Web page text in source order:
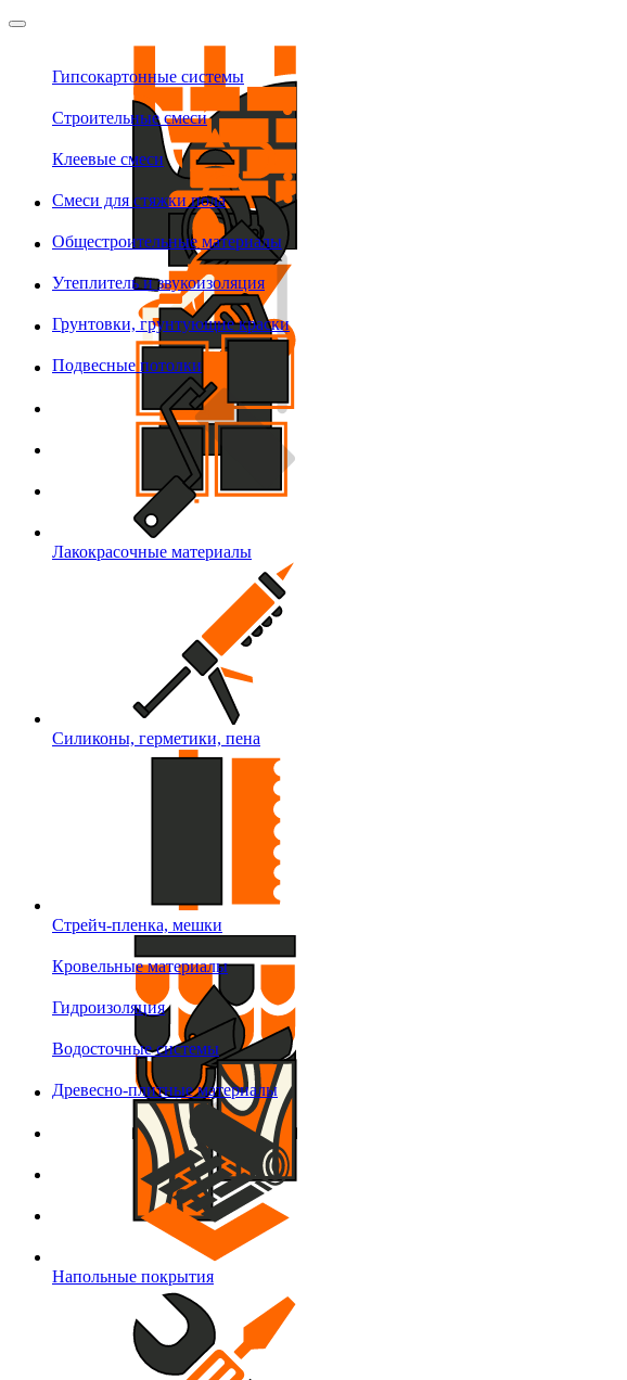
Гипсокартонные системы
Строительные смеси
Клеевые смеси
Смеси для стяжки пола
Общестроительные материалы
Утеплитель и звукоизоляция
Грунтовки, грунтующие краски
Подвесные потолки
Лакокрасочные материалы
Силиконы, герметики, пена
Стрейч-пленка, мешки
Кровельные материалы
Гидроизоляция
Водосточные системы
Древесно-плитные материалы
Напольные покрытия